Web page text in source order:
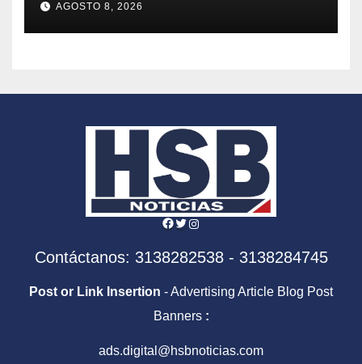
AGOSTO 8, 2026
Facebook
Twitter
Instagram
Contáctanos: 3138282538 - 3138284745
Post or Link Insertion - Advertising Article Blog Post
Banners :
ads.digital@hsbnoticias.com